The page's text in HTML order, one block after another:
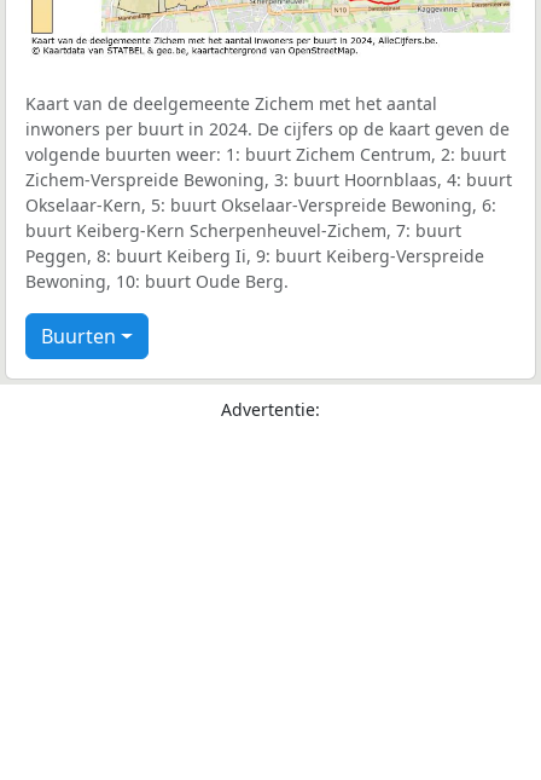
Kaart van de deelgemeente Zichem met het aantal
inwoners per buurt in 2024. De cijfers op de kaart geven de
volgende buurten weer: 1: buurt Zichem Centrum, 2: buurt
Zichem-Verspreide Bewoning, 3: buurt Hoornblaas, 4: buurt
Okselaar-Kern, 5: buurt Okselaar-Verspreide Bewoning, 6:
buurt Keiberg-Kern Scherpenheuvel-Zichem, 7: buurt
Peggen, 8: buurt Keiberg Ii, 9: buurt Keiberg-Verspreide
Bewoning, 10: buurt Oude Berg.
Buurten
Advertentie: